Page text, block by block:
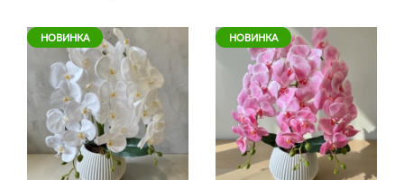
НОВИНКА НОВИНКА